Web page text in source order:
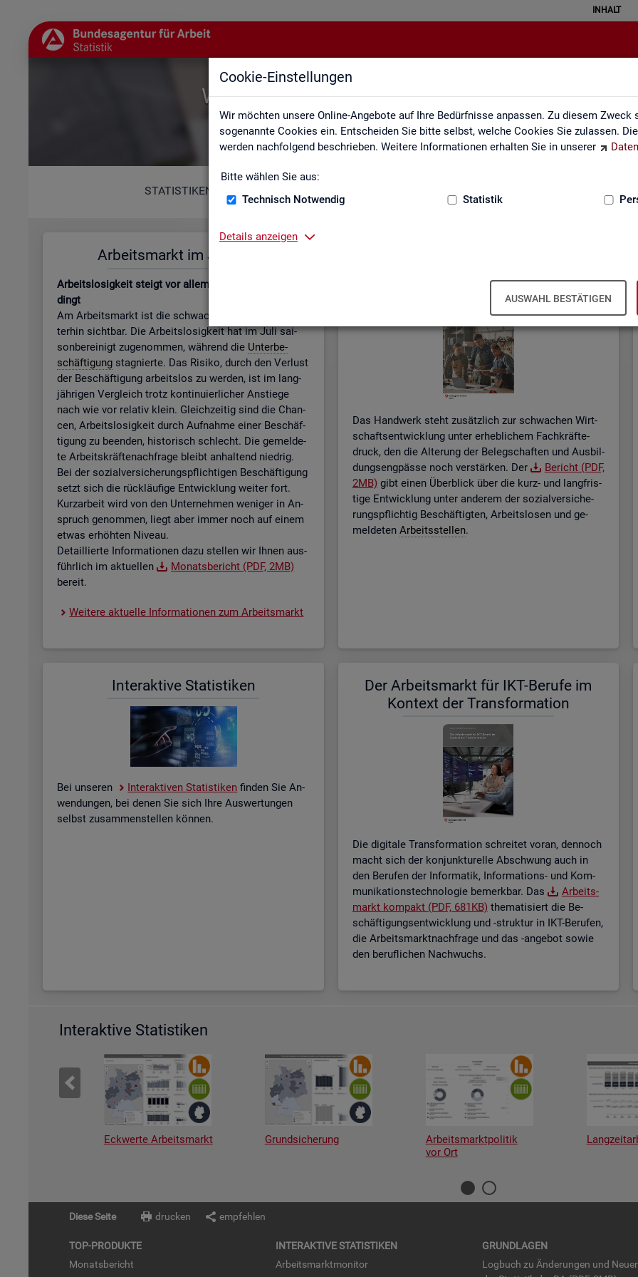
Cookie-Einstellungen
Wir möchten unsere Online-Angebote auf Ihre Bedürfnisse anpassen. Zu diesem Zweck
sogenannte Cookies ein. Entscheiden Sie bitte selbst, welche Cookies Sie zulassen.
werden nachfolgend beschrieben. Weitere Informationen erhalten Sie in unserer
Bitte wählen Sie aus:
Technisch Notwendig
Statistik
Details anzeigen
AUSWAHL BESTÄTIGEN
INHALT
Willkommen bei der Statistik der
STATISTIKEN
Ar­beits­markt im Juli 2026
Ar­beits­lo­sig­keit steigt vor allem jah­res­zeit­lich be­
dingt
Am Ar­beits­markt ist die schwa­che Kon­junk­tur wei­
ter­hin sicht­bar. Die Ar­beits­lo­sig­keit hat im Juli sai­
son­be­rei­nigt zu­ge­nom­men, wäh­rend die Un­ter­be­
schäf­ti­gung sta­gnier­te. Das Ri­si­ko, durch den Ver­lust
der Be­schäf­ti­gung ar­beits­los zu wer­den, ist im lang­
jäh­ri­gen Ver­gleich trotz kon­ti­nu­ier­li­cher An­stie­ge
nach wie vor re­la­tiv klein. Gleich­zei­tig sind die Chan­
cen, Ar­beits­lo­sig­keit durch Auf­nah­me einer Be­schäf­
ti­gung zu be­en­den, his­to­risch schlecht. Die ge­mel­de­
te Ar­beits­kräf­te­nach­fra­ge bleibt an­hal­tend nied­rig.
Bei der so­zi­al­ver­si­che­rungs­pflich­ti­gen Be­schäf­ti­gung
setzt sich die rück­läu­fi­ge Ent­wick­lung wei­ter fort.
Kurz­ar­beit wird von den Un­ter­neh­men we­ni­ger in An­
spruch ge­nom­men, liegt aber immer noch auf einem
etwas er­höh­ten Ni­veau.
De­tail­lier­te In­for­ma­tio­nen dazu stel­len wir Ihnen aus­
führ­lich im ak­tu­el­len
Mo­nats­be­richt (PDF, 2MB)
be­reit.
Wei­te­re ak­tu­el­le In­for­ma­tio­nen zum Ar­beits­markt
Das Hand­werk steht zu­sätz­lich zur schwa­chen Wirt­
schafts­ent­wick­lung unter er­heb­li­chem Fach­kräf­te­
druck, den die Al­te­rung der Be­leg­schaf­ten und Aus­bil­
dungs­eng­päs­se noch ver­stär­ken. Der
Be­richt (PDF,
2MB) gibt einen Über­blick über die kurz- und lang­fris­
ti­ge Ent­wick­lung unter an­de­rem der so­zi­al­ver­si­che­
rungs­pflich­tig Be­schäf­tig­ten, Ar­beits­lo­sen und ge­
mel­de­ten Ar­beits­stel­len.
In­ter­ak­ti­ve Sta­tis­ti­ken
Bei un­se­ren In­ter­ak­ti­ven Sta­tis­ti­ken fin­den Sie An­
wen­dun­gen, bei denen Sie sich Ihre Aus­wer­tun­gen
selbst zu­sam­men­stel­len kön­nen.
Der Ar­beits­markt für IKT-Be­ru­fe im
Kon­text der Trans­for­ma­ti­on
Die di­gi­ta­le Trans­for­ma­ti­on schrei­tet voran, den­noch
macht sich der kon­junk­tu­rel­le Ab­schwung auch in
den Be­ru­fen der In­for­ma­tik, In­for­ma­ti­ons- und Kom­
mu­ni­ka­ti­ons­tech­no­lo­gie be­merk­bar. Das
Ar­beits­
markt kom­pakt (PDF, 681KB) the­ma­ti­siert die Be­
schäf­ti­gungs­ent­wick­lung und -struk­tur in IKT-Be­ru­fen,
die Ar­beits­markt­nach­fra­ge und das -an­ge­bot sowie
den be­ruf­li­chen Nach­wuchs.
Interaktive Statistiken
Eckwerte Arbeitsmarkt Grundsicherung
Arbeitsmarktpolitik
vor Ort
Diese Seite drucken empfehlen
TOP-PRO­DUK­TE
Mo­nats­be­richt
IN­TER­AK­TI­VE STA­TIS­TI­KEN
Ar­beits­markt­mo­ni­tor
GRUND­LA­GEN
Log­buch zu Än­de­run­gen und